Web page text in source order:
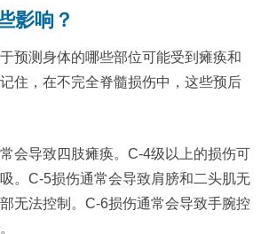
影响？
预测身体的哪些部位可能受到瘫痪和
住，在不完全脊髓损伤中，这些预后
会导致四肢瘫痪。C-4级以上的损伤可
。C-5损伤通常会导致肩膀和二头肌无
无法控制。C-6损伤通常会导致手腕控